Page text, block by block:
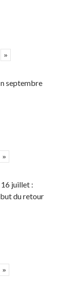
»
septembre
»
juillet :
du retour
»